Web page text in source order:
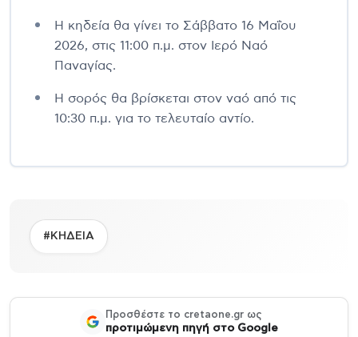
Η κηδεία θα γίνει το Σάββατο 16 Μαΐου
2026, στις 11:00 π.μ. στον Ιερό Ναό
Παναγίας.
Η σορός θα βρίσκεται στον ναό από τις
10:30 π.μ. για το τελευταίο αντίο.
#ΚΗΔΕΙΑ
Προσθέστε το cretaone.gr ως
προτιμώμενη πηγή στο Google